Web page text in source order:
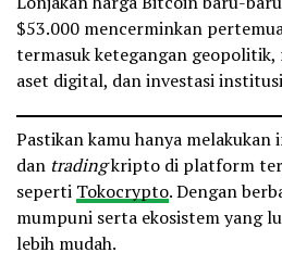
$53.000 mencerminkan
termasuk ketegangan geopolitik,
aset digital, dan investasi
Pastikan kamu hanya melakukan
dan tradingkripto di platform
seperti Tokocrypto. Dengan
mumpuni serta ekosistem yang
lebih mudah.